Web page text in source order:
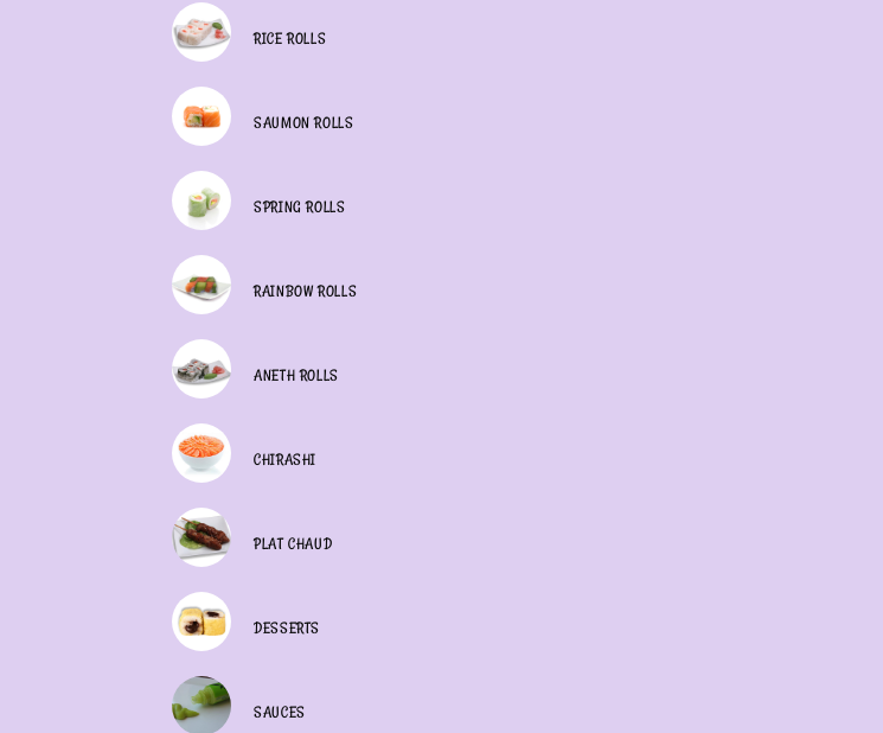
RICE ROLLS
SAUMON ROLLS
SPRING ROLLS
RAINBOW ROLLS
ANETH ROLLS
CHIRASHI
PLAT CHAUD
DESSERTS
SAUCES